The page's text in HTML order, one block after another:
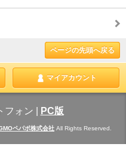
ページの先頭へ戻る
マイアカウント
フォン PC版
ペパボ株式会社 All Rights Reserved.